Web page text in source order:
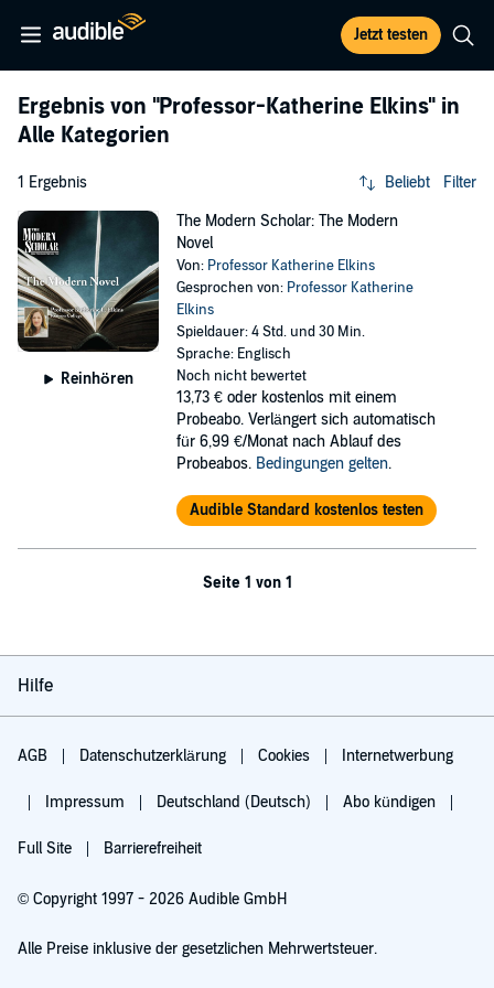
Jetzt testen
Ergebnis von "Professor-Katherine Elkins" in
Alle Kategorien
1 Ergebnis Beliebt Filter
Reinhören
The Modern Scholar: The Modern
Novel
Von: Professor Katherine Elkins
Gesprochen von: Professor Katherine
Elkins
Spieldauer: 4 Std. und 30 Min.
Sprache: Englisch
Noch nicht bewertet
13,73 € oder kostenlos mit einem
Probeabo. Verlängert sich automatisch
für 6,99 €/Monat nach Ablauf des
Probeabos. Bedingungen gelten.
Audible Standard kostenlos testen
Seite 1 von 1
Hilfe
AGB Datenschutzerklärung Cookies Internetwerbung
Impressum Deutschland (Deutsch) Abo kündigen
Full Site Barrierefreiheit
© Copyright 1997 - 2026 Audible GmbH
Alle Preise inklusive der gesetzlichen Mehrwertsteuer.